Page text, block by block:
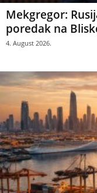
Mekgregor:
poredak na
4. August 2026.